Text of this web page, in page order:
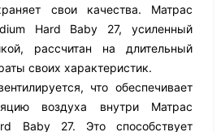
свои качества. Матрас
Hard Baby 27, усиленный
рассчитан на длительный
своих характеристик.
что обеспечивает
воздуха внутри Матрас
Baby 27. Это способствует